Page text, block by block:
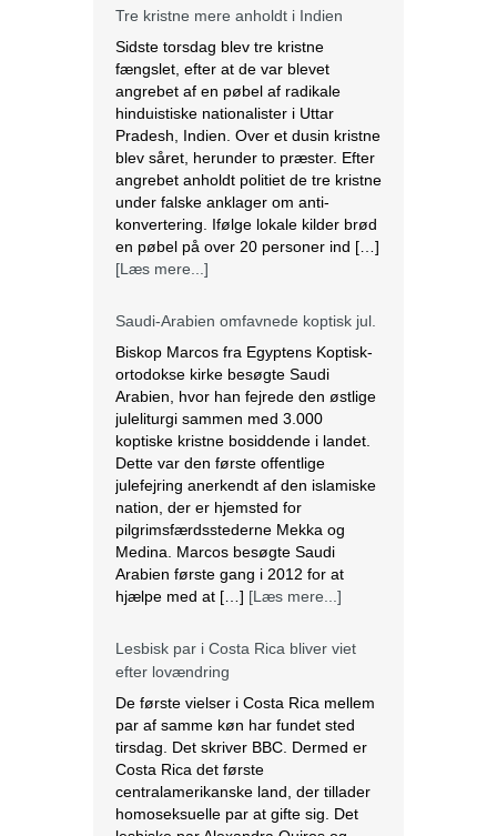
Sidste torsdag blev tre kristne
angrebet af en pøbel af radikale
hinduistiske nationalister i Uttar
Pradesh, Indien. Over et dusin kristne
blev såret, herunder to præster. Efter
angrebet anholdt politiet de tre kristne
under falske anklager om anti-
konvertering. Ifølge lokale kilder brød
en pøbel på over 20 personer ind […]
[Læs mere...]
Biskop Marcos fra Egyptens Koptisk-
Arabien, hvor han fejrede den østlige
juleliturgi sammen med 3.000
koptiske kristne bosiddende i landet.
Dette var den første offentlige
julefejring anerkendt af den islamiske
nation, der er hjemsted for
pilgrimsfærdsstederne Mekka og
Medina. Marcos besøgte Saudi
Arabien første gang i 2012 for at
hjælpe med at […][Læs mere...]
De første vielser i Costa Rica mellem
tirsdag. Det skriver BBC. Dermed er
Costa Rica det første
centralamerikanske land, der tillader
homoseksuelle par at gifte sig. Det
lesbiske par Alexandra Quiros og
Dunia Araya blev de første til at sige